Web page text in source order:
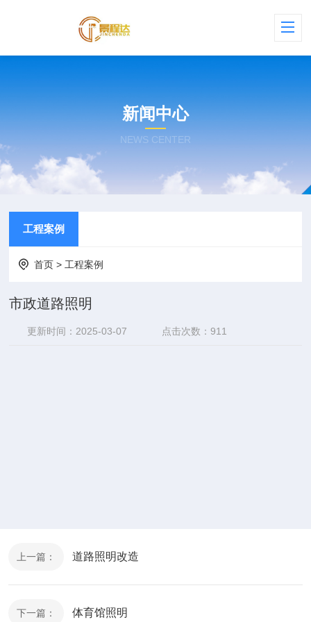
新闻中心
NEWS CENTER
工程案例
首页 > 工程案例
市政道路照明
更新时间：2025-03-07 点击次数：911
上一篇： 道路照明改造
下一篇： 体育馆照明